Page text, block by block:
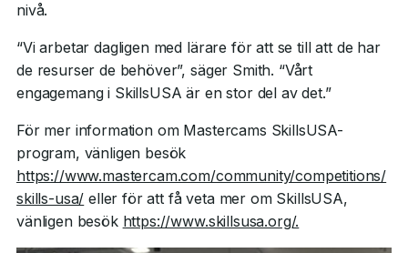
nivå.
“Vi arbetar dagligen med lärare för att se till att de har
de resurser de behöver”, säger Smith. “Vårt
engagemang i SkillsUSA är en stor del av det.”
För mer information om Mastercams SkillsUSA-
program, vänligen besök
https://www.mastercam.com/community/competitions/
skills-usa/ eller för att få veta mer om SkillsUSA,
vänligen besök https://www.skillsusa.org/.